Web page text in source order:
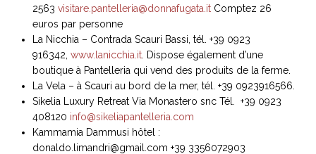
2563 visitare.pantelleria@donnafugata.it Comptez 26
euros par personne
La Nicchia – Contrada Scauri Bassi, tél. +39 0923
916342, www.lanicchia.it. Dispose également d’une
boutique à Pantelleria qui vend des produits de la ferme.
La Vela – à Scauri au bord de la mer, tél. +39 0923916566.
Sikelia Luxury Retreat Via Monastero snc Tél. +39 0923
408120 info@sikeliapantelleria.com
Kammamia Dammusi hôtel :
donaldo.limandri@gmail.com +39 3356072903